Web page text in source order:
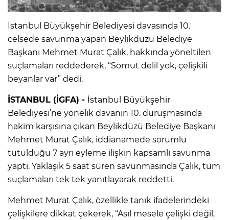
İstanbul Büyükşehir Belediyesi davasında 10.
celsede savunma yapan Beylikdüzü Belediye
Başkanı Mehmet Murat Çalık, hakkında yöneltilen
suçlamaları reddederek, “Somut delil yok, çelişkili
beyanlar var” dedi.
İSTANBUL (İGFA) - İstanbul Büyükşehir
Belediyesi’ne yönelik davanın 10. duruşmasında
hakim karşısına çıkan Beylikdüzü Belediye Başkanı
Mehmet Murat Çalık, iddianamede sorumlu
tutulduğu 7 ayrı eyleme ilişkin kapsamlı savunma
yaptı. Yaklaşık 5 saat süren savunmasında Çalık, tüm
suçlamaları tek tek yanıtlayarak reddetti.
Mehmet Murat Çalık, özellikle tanık ifadelerindeki
çelişkilere dikkat çekerek, “Asıl mesele çelişki değil,